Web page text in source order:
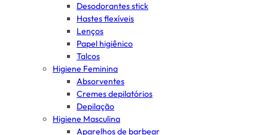
Desodorantes stick
Hastes flexíveis
Lenços
Papel higiênico
Talcos
Higiene Feminina
Absorventes
Cremes depilatórios
Depilação
Higiene Masculina
Aparelhos de barbear